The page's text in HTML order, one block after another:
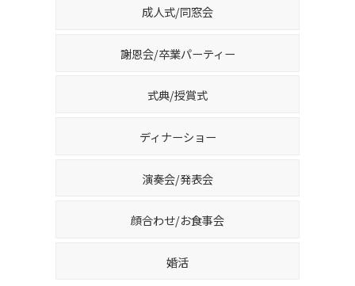
成人式/同窓会
謝恩会/卒業パーティー
式典/授賞式
ディナーショー
演奏会/発表会
顔合わせ/お食事会
婚活